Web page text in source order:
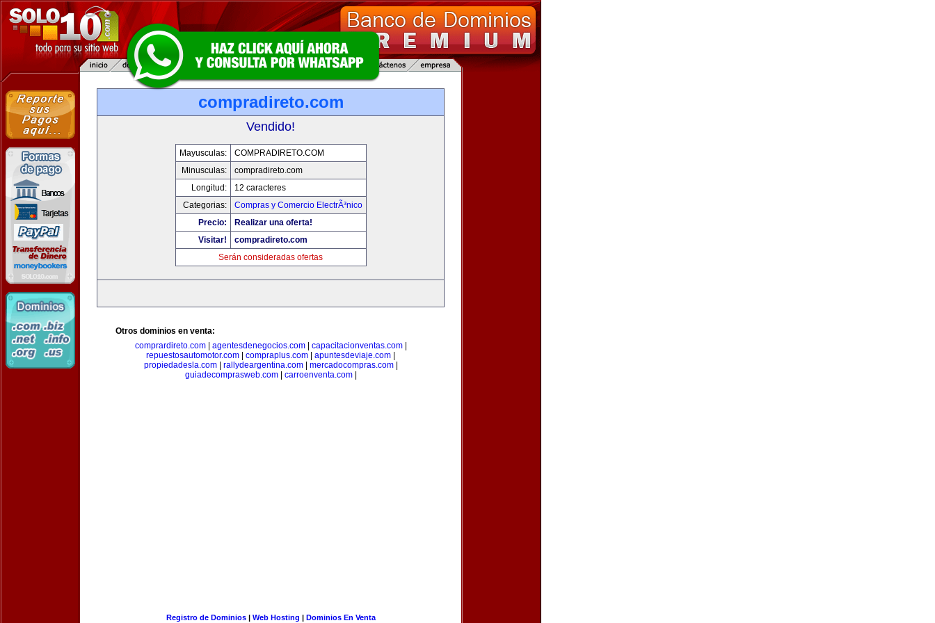
compradireto.com
Vendido!
Mayusculas:
COMPRADIRETO.COM
Minusculas:
compradireto.com
Longitud:
12 caracteres
Categorias:
Compras y Comercio ElectrÃ³nico
Precio:
Realizar una oferta!
Visitar!
compradireto.com
Serán consideradas ofertas
Otros dominios en venta:
comprardireto.com| agentesdenegocios.com| capacitacionventas.com|
repuestosautomotor.com
compraplus.com apuntesdeviaje.com
propiedadesla.com| rallydeargentina.com| mercadocompras.com|
guiadecomprasweb.com| carroenventa.com|
Registro de Dominios| Web Hosting | Dominios En Venta